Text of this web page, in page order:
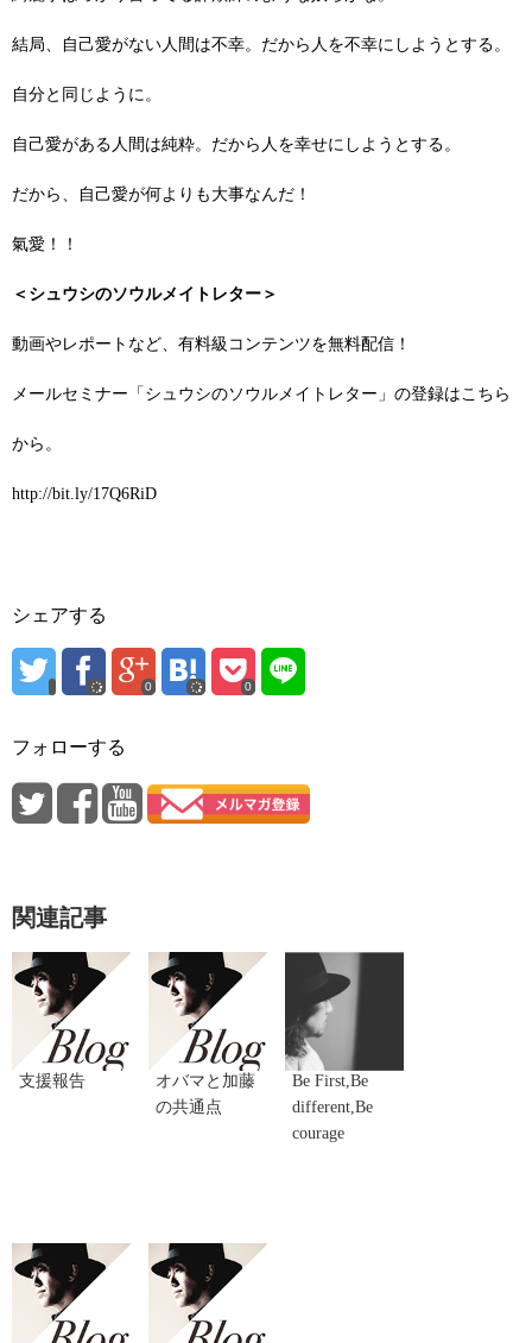
結局、自己愛がない人間は不幸。だから人を不幸にしようとする。
自分と同じように。
自己愛がある人間は純粋。だから人を幸せにしようとする。
だから、自己愛が何よりも大事なんだ！
氣愛！！
＜シュウシのソウルメイトレター＞
動画やレポートなど、有料級コンテンツを無料配信！
メールセミナー「シュウシのソウルメイトレター」の登録はこちら
から。
http://bit.ly/17Q6RiD
シェアする
0 0
フォローする
関連記事
支援報告
オバマと加藤
の共通点
Be First,Be
different,Be
courage